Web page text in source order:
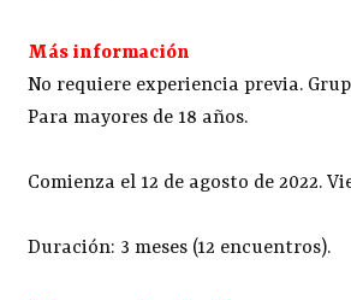
Más información
No requiere experiencia previa.
Para mayores de 18 años.
Comienza el 12 de agosto de 2022.
Duración: 3 meses (12 encuentros).